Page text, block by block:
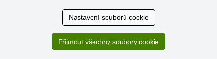
Super obchod, kvalitní zboží za slušné ceny. Vřele
Nastavení souborů cookie
Přijmout všechny soubory cookie